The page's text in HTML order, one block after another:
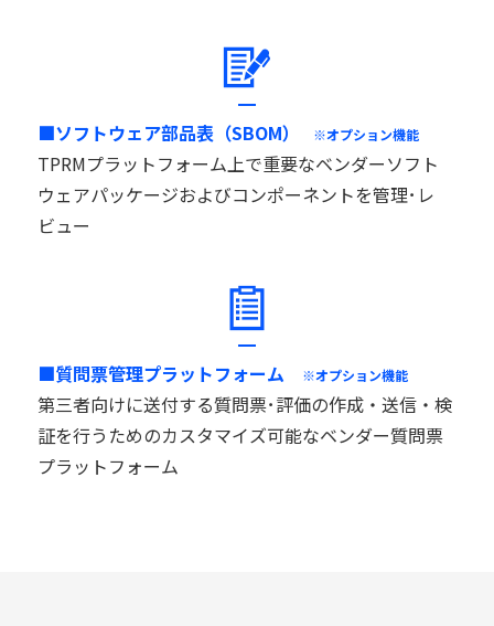
■ソフトウェア部品表（SBOM） ※オプション機能
TPRMプラットフォーム上で重要なベンダーソフト
ウェアパッケージおよびコンポーネントを管理･レ
ビュー
■質問票管理プラットフォーム ※オプション機能
第三者向けに送付する質問票･評価の作成・送信・検
証を行うためのカスタマイズ可能なベンダー質問票
プラットフォーム